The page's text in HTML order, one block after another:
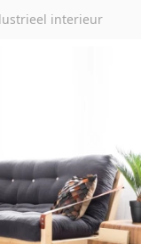
metinterieur